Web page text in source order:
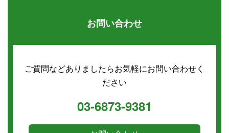
お問い合わせ
ご質問などありましたらお気軽にお問い合わせく
ださい
03-6873-9381